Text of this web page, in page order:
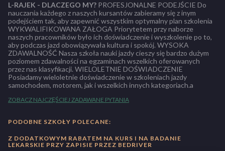
L-RAJEK - DLACZEGO MY? PROFESJONALNE PODEJŚCIE Do
nauczania każdego z naszych kursantów zabieramy się z inym
podejściem tak, aby zapewnić wszystkim optymalny plan szkolenia
WYKWALIFIKOWANA ZAŁOGA Priorytetem przy naborze
naszych pracowników było ich doświadczenie i wyszkolenie po to,
aby podczas jazd obowiązywała kultura i spokój. WYSOKA
ZDAWALNOŚĆ Nasza szkoła nauki jazdy cieszy się bardzo dużym
poziomem zdawalności na egzaminach wszelkich oferowanych
przez nas klasyfikacji. WIELOLETNIE DOŚWIADCZENIE
Posiadamy wieloletnie doświadczenie w szkoleniach jazdy
samochodem, motorem, jak i wszelkich innych kategoriach.a
ZOBACZ NAJCZĘŚCIEJ ZADAWANE PYTANIA
PODOBNE SZKOŁY POLECANE:
Z DODATKOWYM RABATEM NA KURS I NA BADANIE
LEKARSKIE PRZY ZAPISIE PRZEZ BEDRIVER